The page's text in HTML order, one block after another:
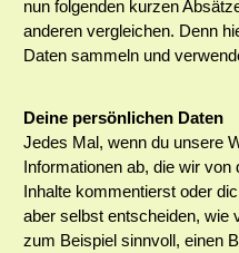
nun folgenden kurzen
anderen vergleichen. Denn
Daten sammeln und
Deine persönlichen Daten
Jedes Mal, wenn du unsere
Informationen ab, die wir
Inhalte kommentierst oder
aber selbst entscheiden, wie
zum Beispiel sinnvoll, einen